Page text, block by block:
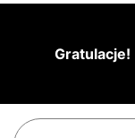
Gratulacje!